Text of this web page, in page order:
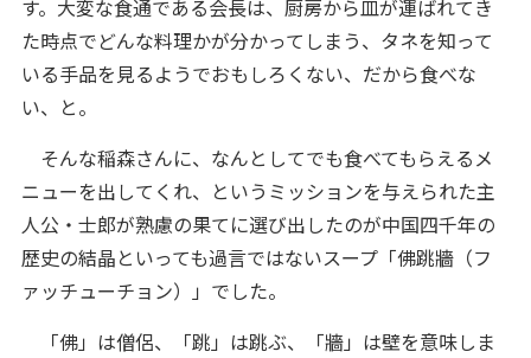
す。大変な食通である会長は、厨房から皿が運ばれてき
た時点でどんな料理かが分かってしまう、タネを知って
いる手品を見るようでおもしろくない、だから食べな
い、と。
そんな稲森さんに、なんとしてでも食べてもらえるメ
ニューを出してくれ、というミッションを与えられた主
人公・士郎が熟慮の果てに選び出したのが中国四千年の
歴史の結晶といっても過言ではないスープ「佛跳牆（フ
ァッチューチョン）」でした。
「佛」は僧侶、「跳」は跳ぶ、「牆」は壁を意味しま